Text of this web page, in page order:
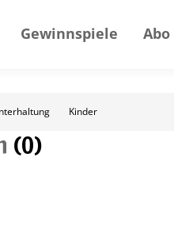
Gewinnspiele Abo
Kinder
(0)